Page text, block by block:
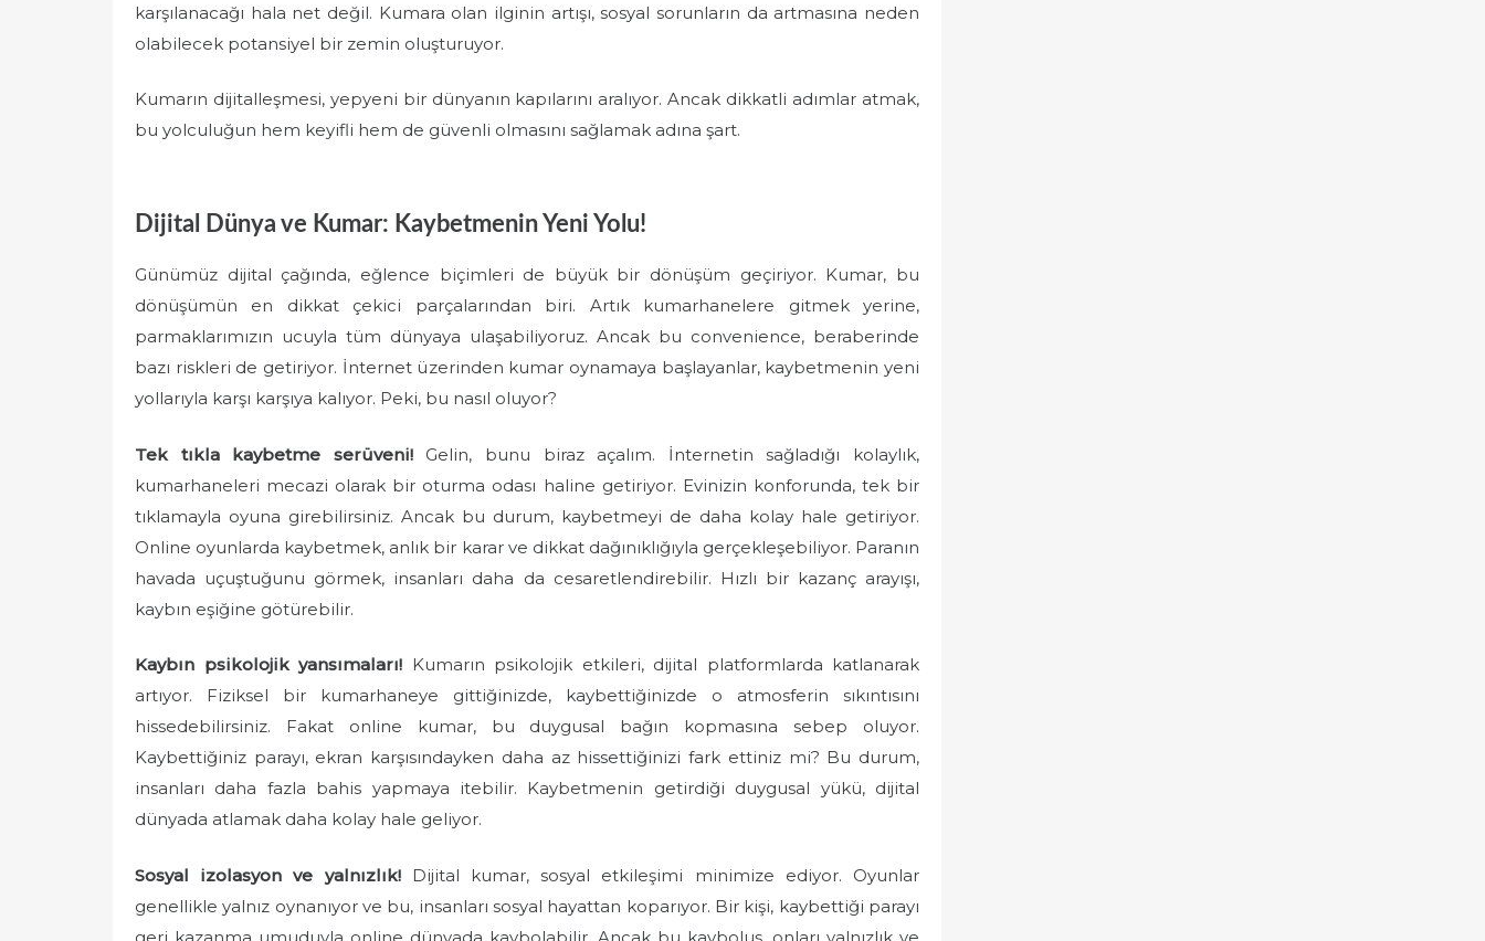
karşılanacağı hala net değil. Kumara olan ilginin artışı, sosyal sorunların da artmasına neden
olabilecek potansiyel bir zemin oluşturuyor.
Kumarın dijitalleşmesi, yepyeni bir dünyanın kapılarını aralıyor. Ancak dikkatli adımlar atmak,
bu yolculuğun hem keyifli hem de güvenli olmasını sağlamak adına şart.
Dijital Dünya ve Kumar: Kaybetmenin Yeni Yolu!
Günümüz dijital çağında, eğlence biçimleri de büyük bir dönüşüm geçiriyor. Kumar, bu
dönüşümün en dikkat çekici parçalarından biri. Artık kumarhanelere gitmek yerine,
parmaklarımızın ucuyla tüm dünyaya ulaşabiliyoruz. Ancak bu convenience, beraberinde
bazı riskleri de getiriyor. İnternet üzerinden kumar oynamaya başlayanlar, kaybetmenin yeni
yollarıyla karşı karşıya kalıyor. Peki, bu nasıl oluyor?
Tek tıkla kaybetme serüveni!Gelin, bunu biraz açalım. İnternetin sağladığı kolaylık,
kumarhaneleri mecazi olarak bir oturma odası haline getiriyor. Evinizin konforunda, tek bir
tıklamayla oyuna girebilirsiniz. Ancak bu durum, kaybetmeyi de daha kolay hale getiriyor.
Online oyunlarda kaybetmek, anlık bir karar ve dikkat dağınıklığıyla gerçekleşebiliyor. Paranın
havada uçuştuğunu görmek, insanları daha da cesaretlendirebilir. Hızlı bir kazanç arayışı,
kaybın eşiğine götürebilir.
Kaybın psikolojik yansımaları! Kumarın psikolojik etkileri, dijital platformlarda katlanarak
artıyor. Fiziksel bir kumarhaneye gittiğinizde, kaybettiğinizde o atmosferin sıkıntısını
hissedebilirsiniz. Fakat online kumar, bu duygusal bağın kopmasına sebep oluyor.
Kaybettiğiniz parayı, ekran karşısındayken daha az hissettiğinizi fark ettiniz mi? Bu durum,
insanları daha fazla bahis yapmaya itebilir. Kaybetmenin getirdiği duygusal yükü, dijital
dünyada atlamak daha kolay hale geliyor.
Sosyal izolasyon ve yalnızlık!Dijital kumar, sosyal etkileşimi minimize ediyor. Oyunlar
genellikle yalnız oynanıyor ve bu, insanları sosyal hayattan koparıyor. Bir kişi, kaybettiği parayı
geri kazanma umuduyla online dünyada kaybolabilir. Ancak bu kayboluş, onları yalnızlık ve